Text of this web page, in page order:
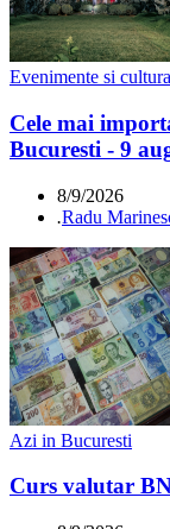
Evenimente si cultura
Cele mai
Bucuresti - 9
8/9/2026
.Radu
Azi in Bucuresti
Curs valutar